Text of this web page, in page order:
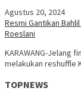
Agustus 20, 2024
Resmi Gantikan
Roeslani
KARAWANG-Jelang
melakukan reshuffle
TOPNEWS